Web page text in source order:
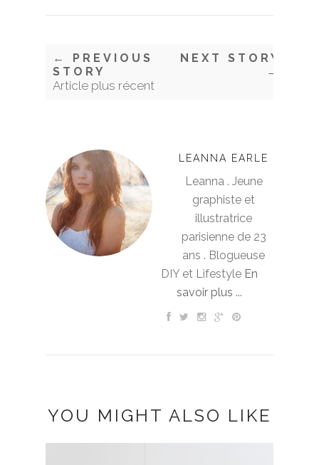
← PREVIOUS
STORY
Article plus récent
NEXT STORY
→
LEANNA EARLE
Leanna . Jeune
graphiste et
illustratrice
parisienne de 23
ans . Blogueuse
DIY et Lifestyle En
savoir plus ...
YOU MIGHT ALSO LIKE